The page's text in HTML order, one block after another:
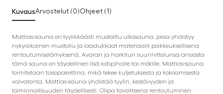
KuvausArvostelut (0)Ohjeet (1)
Mattias-sauna on tyylikkäästi muotoiltu ulkosauna, jossa yhdistyy
nykyaikainen muotoilu ja laadukkaat materiaalit poikkeuksellisena
rentoutumiselämyksenä. Avaran ja harkitun suunnittelunsa ansiosta
tämä sauna on täydellinen lisä kotipihalle tai mökille. Mattias-sauna
toimitetaan tasopakettina, mikä tekee kuljetuksesta ja kokoamisesta
vaivatonta. Mattias-sauna yhdistää tyylin, kestävyyden ja
toiminnallisuuden täydellisesti. Olipa tavoitteena rentoutuminen